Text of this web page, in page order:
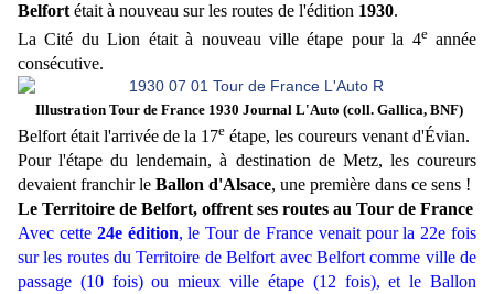
Belfort était à nouveau sur les routes de l'édition 1930.
La Cité du Lion était à nouveau ville étape pour la 4eannée
consécutive.
Illustration Tour de France 1930 Journal L'Auto (coll. Gallica, BNF)
Belfort était l'arrivée de la 17e étape, les coureurs venant d'Évian.
Pour l'étape du lendemain, à destination de Metz, les coureurs
devaient franchir le Ballon d'Alsace, une première dans ce sens !
Le Territoire de Belfort, offrent ses routes au Tour de France
Avec cette 24e édition, le Tour de France venait pour la 22e fois
sur les routes du Territoire de Belfort avec Belfort comme ville de
passage (10 fois) ou mieux ville étape (12 fois), et le Ballon